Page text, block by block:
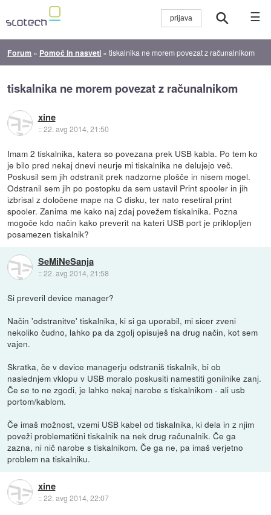
☰
Forum » Pomoč in nasveti »tiskalnika ne morem povezat z računalnikom
tiskalnika ne morem povezat z računalnikom
xine
::22. avg 2014, 21:50
Imam 2 tiskalnika, katera so povezana prek USB kabla. Po tem ko
je bilo pred nekaj dnevi neurje mi tiskalnika ne delujejo več.
Poskusil sem jih odstranit prek nadzorne plošče in nisem mogel.
Odstranil sem jih po postopku da sem ustavil Print spooler in jih
izbrisal z določene mape na C disku, ter nato resetiral print
spooler. Zanima me kako naj zdaj povežem tiskalnika. Pozna
mogoče kdo način kako preverit na kateri USB port je priklopljen
posamezen tiskalnik?
SeMiNeSanja
::22. avg 2014, 21:58
Si preveril device manager?
Način 'odstranitve' tiskalnika, ki si ga uporabil, mi sicer zveni
nekoliko čudno, lahko pa da zgolj opisuješ na drug način, kot sem
vajen.
Skratka, če v device managerju odstraniš tiskalnik, bi ob
naslednjem vklopu v USB moralo poskusiti namestiti gonilnike zanj.
Če se to ne zgodi, je lahko nekaj narobe s tiskalnikom - ali usb
portom/kablom.
Če imaš možnost, vzemi USB kabel od tiskalnika, ki dela in z njim
poveži problematični tiskalnik na nek drug računalnik. Če ga
zazna, ni nič narobe s tiskalnikom. Če ga ne, pa imaš verjetno
problem na tiskalniku.
xine
::22. avg 2014, 22:07